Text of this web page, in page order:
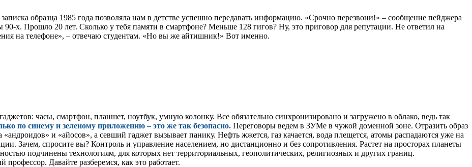
образца 1985 года позволяла нам в детстве успешно передавать информацию. «Срочно перезвони!» – сообщение пейджера
90-х. Прошло 20 лет. Сколько у тебя памяти в смартфоне? Меньше 128 гигов? Ну, это приговор для репутации. Не ответил на
на телефоне», – отвечаю студентам. «Но вы же айтишник!» Вот именно.
часы, смартфон, планшет, ноутбук, умную колонку. Все обязательно синхронизировано и загружено в облако, ведь так
по синему и зеленому приложению – это же так безопасно. Переговоры ведем в ЗУМе в чужой доменной зоне. Отразить образ
и «айосов», а севший гаджет вызывает панику. Нефть жжется, газ качается, вода плещется, атомы распадаются уже на
Зачем, спросите вы? Контроль и управление населением, но дистанционно и без сопротивления. Растет на просторах планеты
подчинены технологиям, для которых нет территориальных, геополитических, религиозных и других границ.
Давайте разберемся, как это работает.